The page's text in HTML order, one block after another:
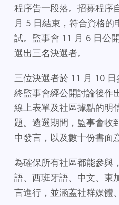
程序告一段落。招募程序
月 5 日結束，符合資格的
試。監事會 11 月 6 日公
選出三名決選者。
三位決選者於 11 月 10
終監事會經公開討論後作
線上表單及社區據點的明
題。遴選期間，監事會收
中發言，以及數十份書面
為確保所有社區都能參
語、西班牙語、中文、東
言進行，並涵蓋社群媒體